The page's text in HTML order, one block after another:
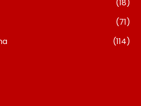
(18)
(71)
(114)